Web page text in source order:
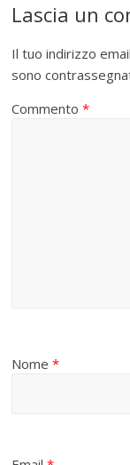
Lascia un
Il tuo indirizzo
sono
Commento*
Nome*